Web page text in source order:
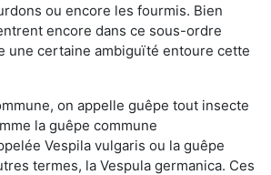
ou encore les fourmis. Bien
encore dans ce sous-ordre
une certaine ambiguïté entoure cette
on appelle guêpe tout insecte
la guêpe commune
Vespila vulgaris ou la guêpe
termes, la Vespula germanica. Ces